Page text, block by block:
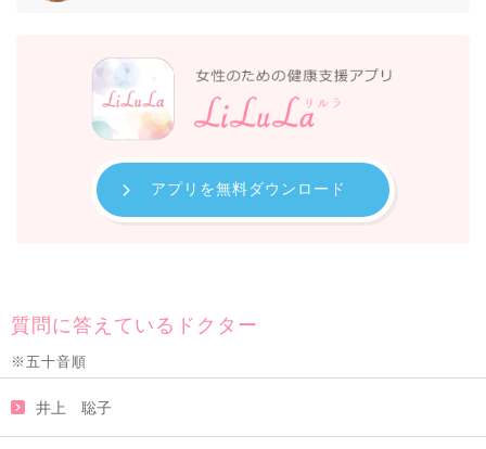
アプリを無料ダウンロード
質問に答えているドクター
※五十音順
井上 聡子